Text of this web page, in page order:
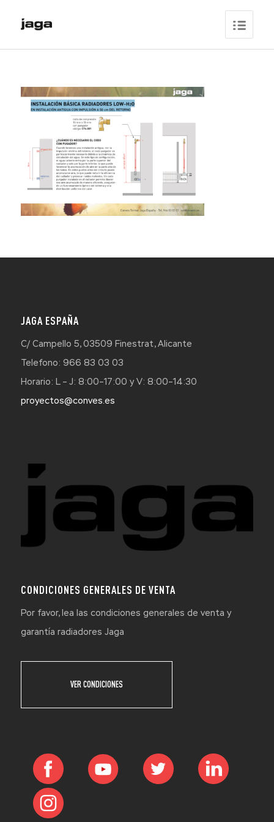
JAGA ESPAÑA
C/ Campello 5, 03509 Finestrat, Alicante
Telefono: 966 83 03 03
Horario: L – J: 8:00–17:00 y V: 8:00–14:30
proyectos@conves.es
CONDICIONES GENERALES DE VENTA
Por favor, lea las condiciones generales de venta y
garantía radiadores Jaga
VER CONDICIONES